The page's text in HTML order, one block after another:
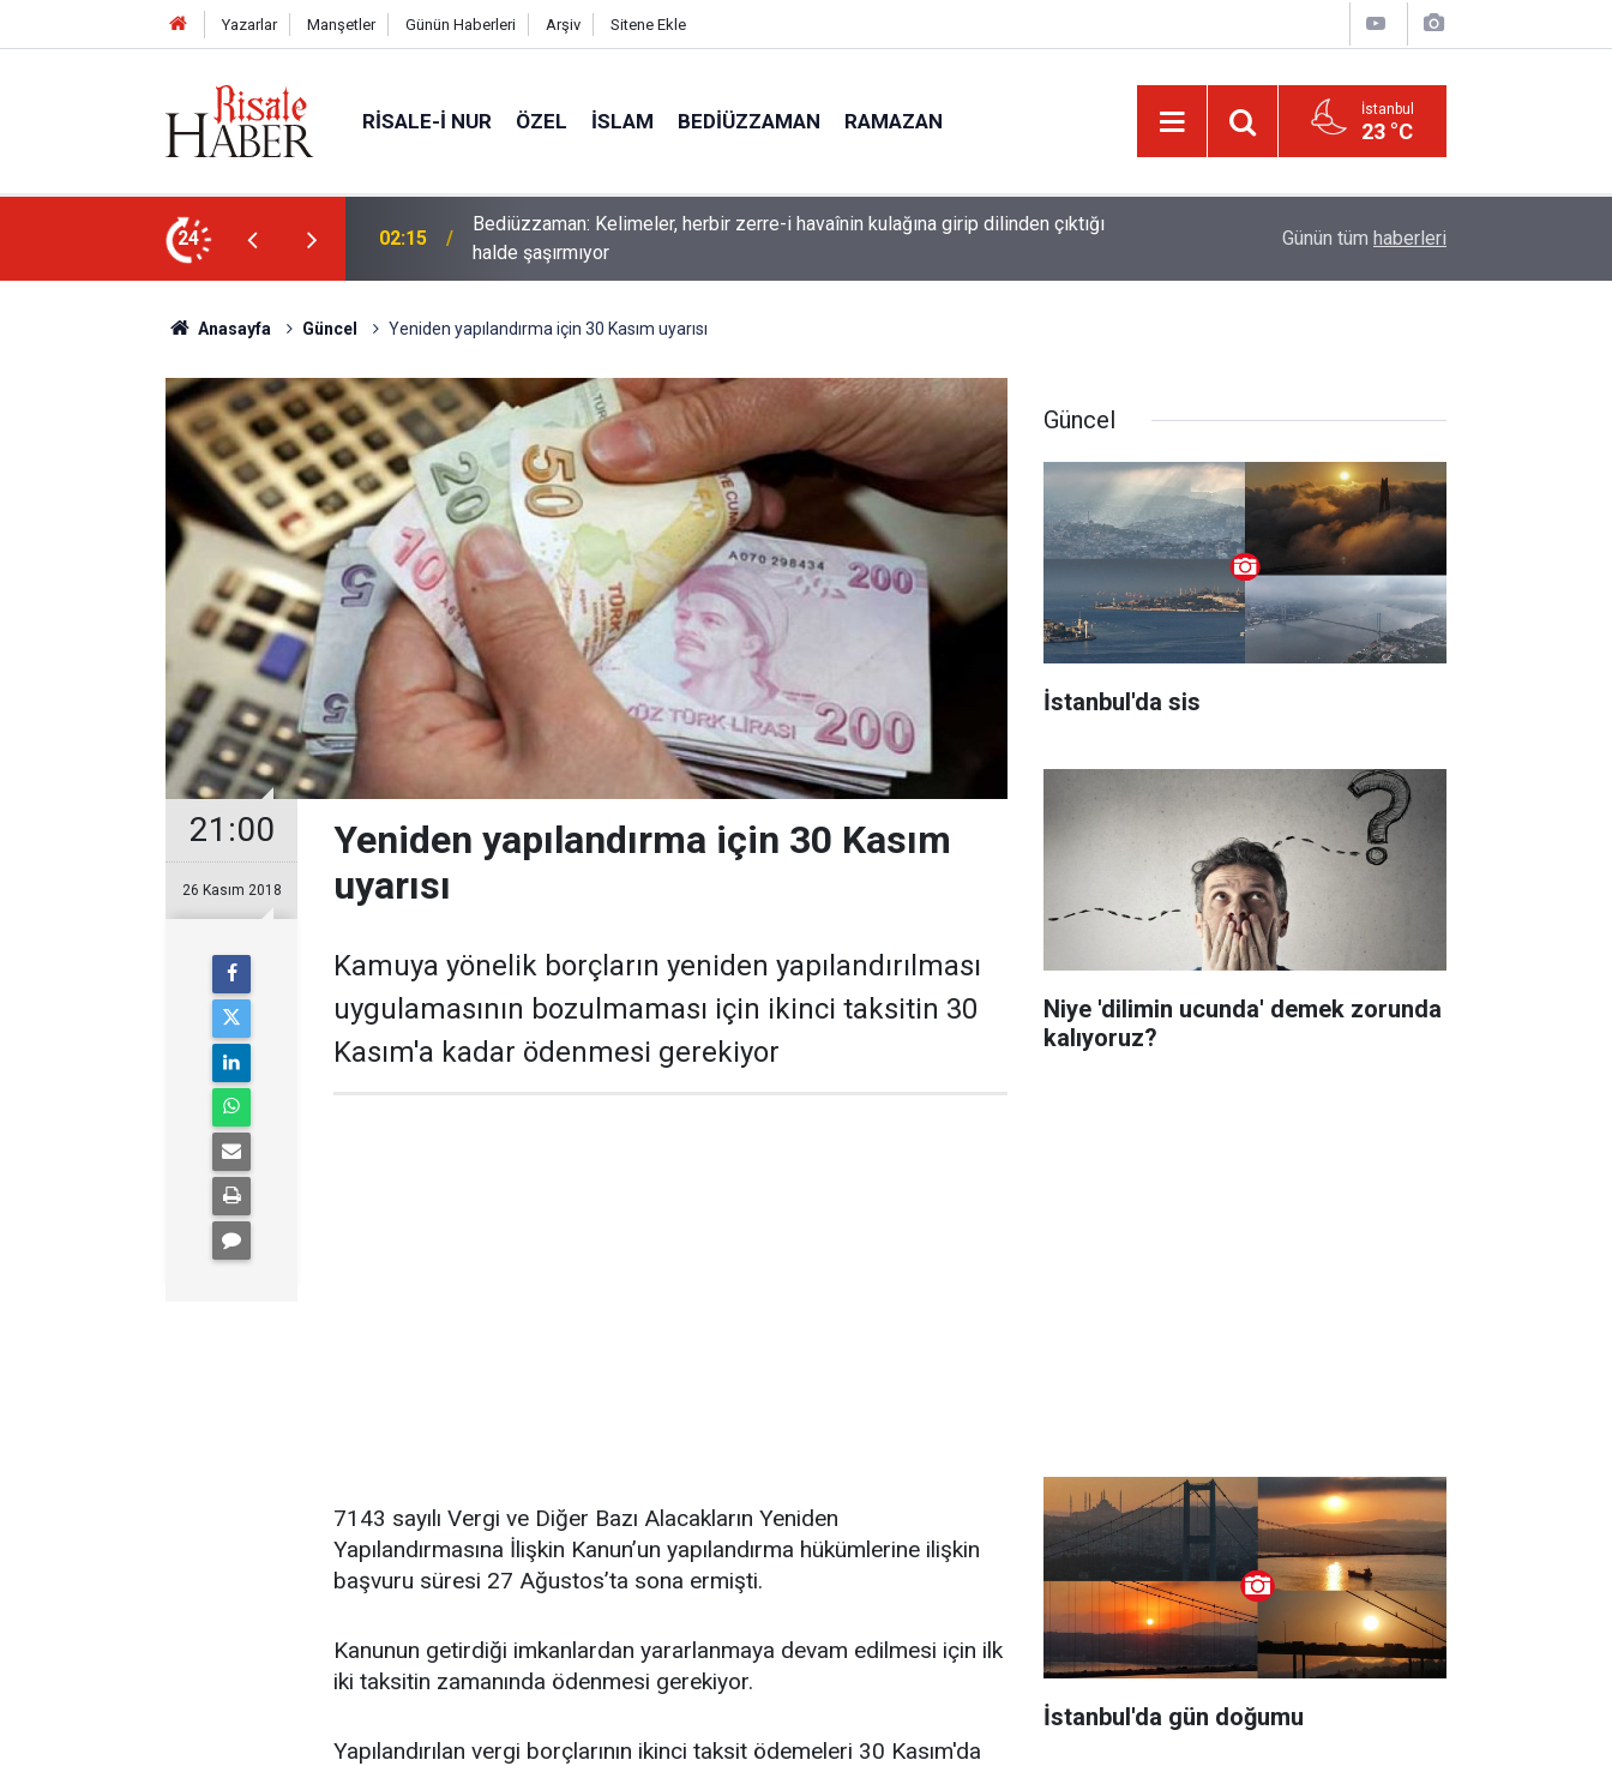
Yazarlar Manşetler Günün Haberleri Arşiv Sitene Ekle
RISALE-I NUR ÖZEL İSLAM BEDIÜZZAMAN RAMAZAN İstanbul
23 °C
24
i havaînin kulağına girip dilinden çıktığı
01:45 Müslümanlardan dilinizi çekin, onlardan biri öldüğünde de Lût kavmine âid o alt-üst olan şehirleri de
Günün tüm haberleri
Anasayfa Güncel Yeniden yapılandırma için 30 Kasım uyarısı
21:00
26 Kasım 2018
Yeniden yapılandırma için 30 Kasım
uyarısı
Kamuya yönelik borçların yeniden yapılandırılması
uygulamasının bozulmaması için ikinci taksitin 30
Kasım'a kadar ödenmesi gerekiyor
7143 sayılı Vergi ve Diğer Bazı Alacakların Yeniden
Yapılandırmasına İlişkin Kanun’un yapılandırma hükümlerine ilişkin
başvuru süresi 27 Ağustos’ta sona ermişti.
Kanunun getirdiği imkanlardan yararlanmaya devam edilmesi için ilk
iki taksitin zamanında ödenmesi gerekiyor.
Yapılandırılan vergi borçlarının ikinci taksit ödemeleri 30 Kasım'da
Güncel
İstanbul'da sis
Niye 'dilimin ucunda' demek zorunda
kalıyoruz?
İstanbul'da gün doğumu